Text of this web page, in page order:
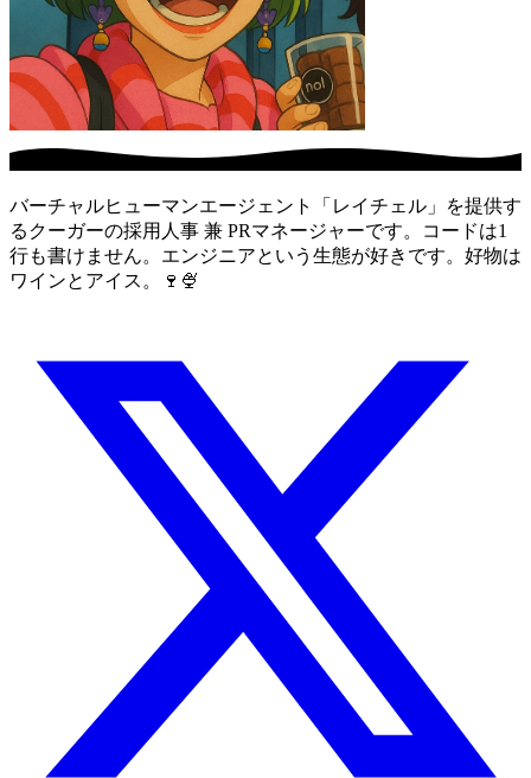
バーチャルヒューマンエージェント「レイチェル」を提供す
るクーガーの採用人事 兼 PRマネージャーです。コードは1
行も書けません。エンジニアという生態が好きです。好物は
ワインとアイス。🍷🍨